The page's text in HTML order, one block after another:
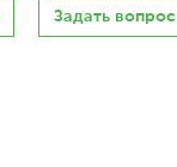
Задать вопрос